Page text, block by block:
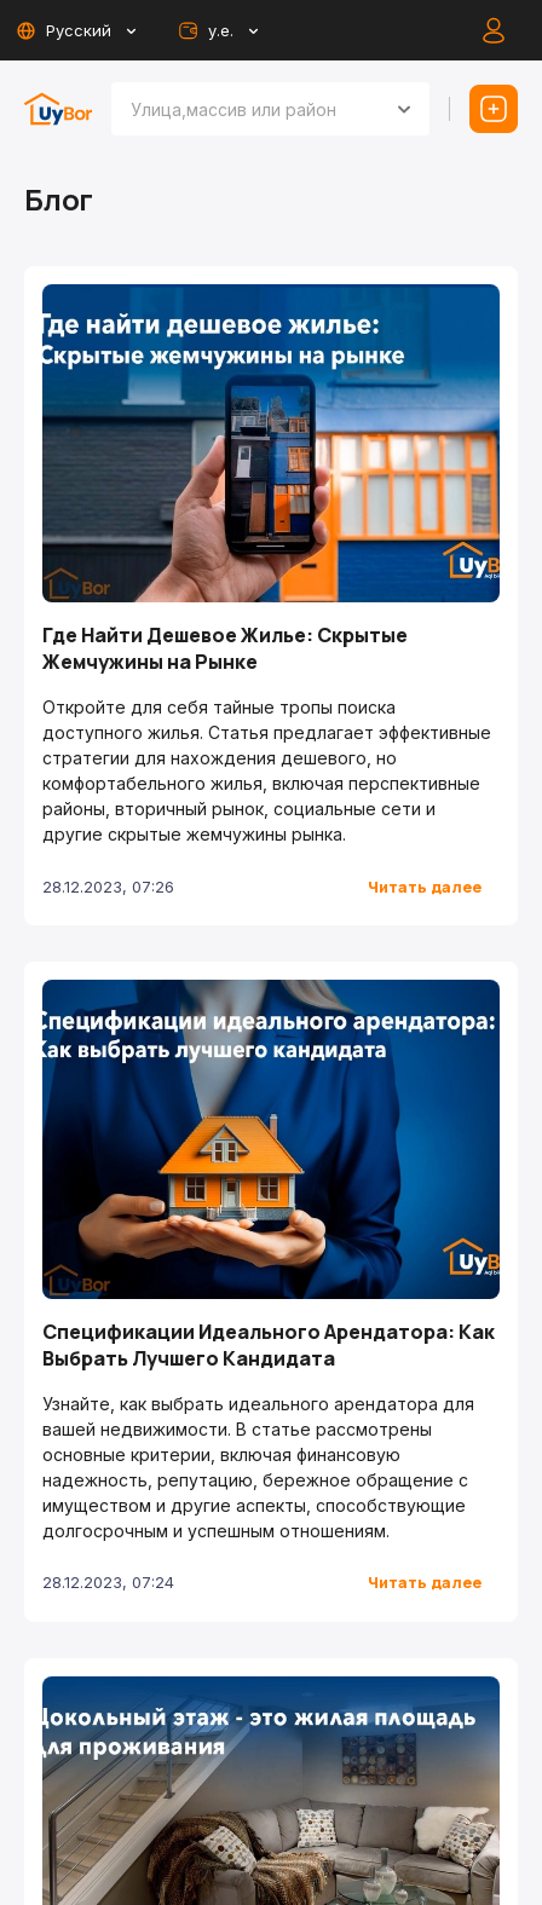
Русский у.е.
Блог
Где Найти Дешевое Жилье: Скрытые
Жемчужины на Рынке
Откройте для себя тайные тропы поиска
доступного жилья. Статья предлагает эффективные
стратегии для нахождения дешевого, но
комфортабельного жилья, включая перспективные
районы, вторичный рынок, социальные сети и
другие скрытые жемчужины рынка.
28.12.2023, 07:26 Читать далее
Спецификации Идеального Арендатора: Как
Выбрать Лучшего Кандидата
Узнайте, как выбрать идеального арендатора для
вашей недвижимости. В статье рассмотрены
основные критерии, включая финансовую
надежность, репутацию, бережное обращение с
имуществом и другие аспекты, способствующие
долгосрочным и успешным отношениям.
28.12.2023, 07:24 Читать далее